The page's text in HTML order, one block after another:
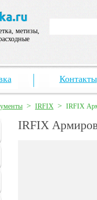
метизы,
Контакты
> IRFIX > IRFIX
IRFIX